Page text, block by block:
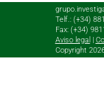
Telf.: (+34)
Fax: (+34)
Aviso legal
Copyright